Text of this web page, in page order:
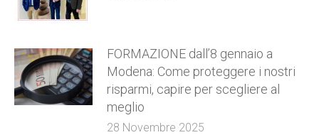
FORMAZIONE dall’8 gennaio a
Modena: Come proteggere i nostri
risparmi, capire per scegliere al
meglio
28 Novembre 2025